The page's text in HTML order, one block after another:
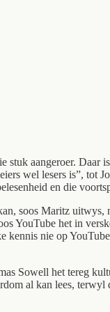
stuk aangeroer. Daar
wel lesers is”, tot
en die
soos Maritz
YouTube het in
kennis nie op
Sowell het tereg
al kan lees,